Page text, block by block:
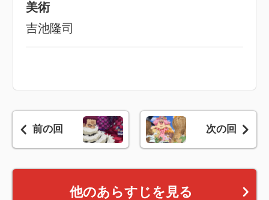
美術
吉池隆司
前の回 次の回
他のあらすじを見る